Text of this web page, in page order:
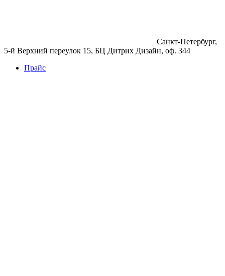
Санкт-Петербург,
5-й Верхний переулок 15, БЦ Дитрих Дизайн, оф. 344
Прайс